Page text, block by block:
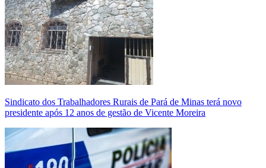
Sindicato dos Trabalhadores Rurais de Pará de Minas terá novo
presidente após 12 anos de gestão de Vicente Moreira